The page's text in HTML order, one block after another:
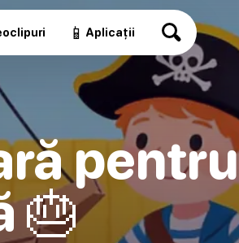
📱 Aplicații
pentru
🎂